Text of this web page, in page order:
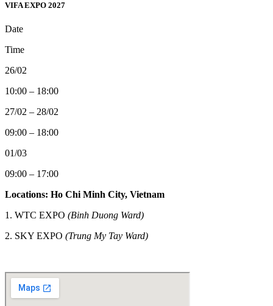
VIFA EXPO 2027
Date
Time
26/02
10:00 – 18:00
27/02 – 28/02
09:00 – 18:00
01/03
09:00 – 17:00
Locations: Ho Chi Minh City, Vietnam
1. WTC EXPO (Binh Duong Ward)
2. SKY EXPO (Trung My Tay Ward)